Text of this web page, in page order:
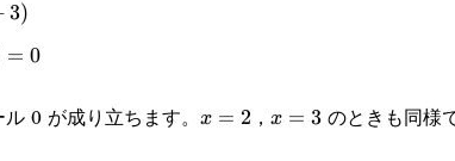
3)
= 0
0 が成り立ちます。 x=2
x = 2 ， x=3
x = 3のときも同様で